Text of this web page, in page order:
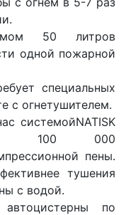
50 литров
одной пожарной
специальных
с огнетушителем.
системойNATISK
100 000
пены.
тушения
с водой.
по